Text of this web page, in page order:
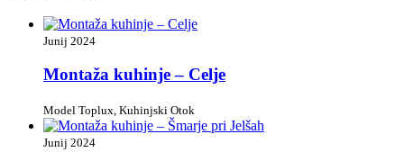
Junij 2024
Montaža kuhinje – Celje
Model Toplux, Kuhinjski Otok
Junij 2024